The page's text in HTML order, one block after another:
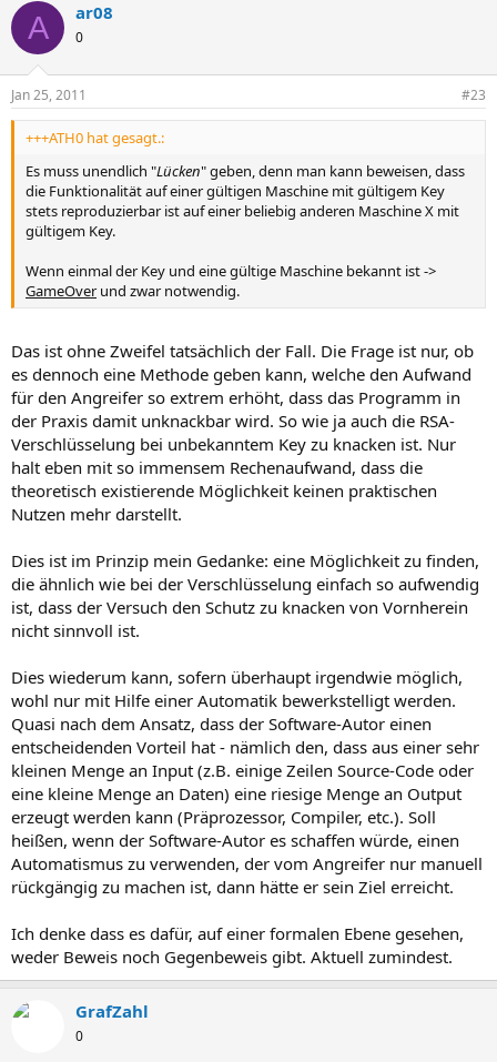
A ar08
0
Jan 25, 2011 #23
+++ATH0 hat gesagt.:
Es muss unendlich "Lücken" geben, denn man kann beweisen, dass
die Funktionalität auf einer gültigen Maschine mit gültigem Key
stets reproduzierbar ist auf einer beliebig anderen Maschine X mit
gültigem Key.
Wenn einmal der Key und eine gültige Maschine bekannt ist ->
GameOver und zwar notwendig.
Das ist ohne Zweifel tatsächlich der Fall. Die Frage ist nur, ob
es dennoch eine Methode geben kann, welche den Aufwand
für den Angreifer so extrem erhöht, dass das Programm in
der Praxis damit unknackbar wird. So wie ja auch die RSA-
Verschlüsselung bei unbekanntem Key zu knacken ist. Nur
halt eben mit so immensem Rechenaufwand, dass die
theoretisch existierende Möglichkeit keinen praktischen
Nutzen mehr darstellt.
Dies ist im Prinzip mein Gedanke: eine Möglichkeit zu finden,
die ähnlich wie bei der Verschlüsselung einfach so aufwendig
ist, dass der Versuch den Schutz zu knacken von Vornherein
nicht sinnvoll ist.
Dies wiederum kann, sofern überhaupt irgendwie möglich,
wohl nur mit Hilfe einer Automatik bewerkstelligt werden.
Quasi nach dem Ansatz, dass der Software-Autor einen
entscheidenden Vorteil hat - nämlich den, dass aus einer sehr
kleinen Menge an Input (z.B. einige Zeilen Source-Code oder
eine kleine Menge an Daten) eine riesige Menge an Output
erzeugt werden kann (Präprozessor, Compiler, etc.). Soll
heißen, wenn der Software-Autor es schaffen würde, einen
Automatismus zu verwenden, der vom Angreifer nur manuell
rückgängig zu machen ist, dann hätte er sein Ziel erreicht.
Ich denke dass es dafür, auf einer formalen Ebene gesehen,
weder Beweis noch Gegenbeweis gibt. Aktuell zumindest.
GrafZahl
0